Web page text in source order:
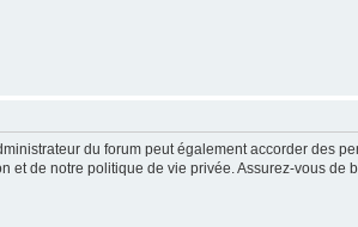
du forum peut également accorder des
et de notre politique de vie privée. Assurez-vous de